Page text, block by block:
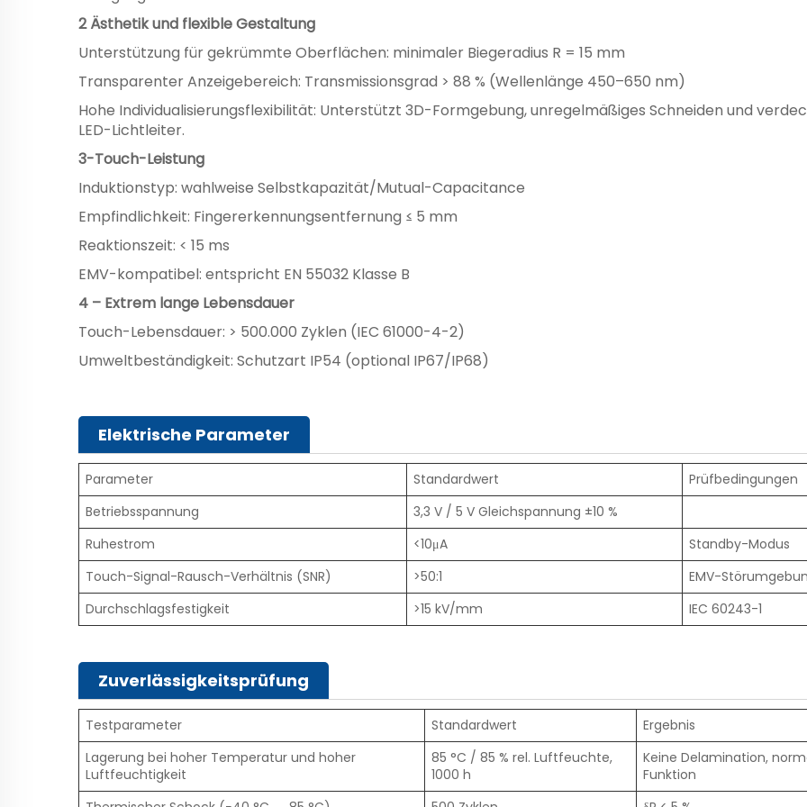
2 Ästhetik und flexible Gestaltung
Unterstützung für gekrümmte Oberflächen: minimaler Biegeradius R = 15 mm
Transparenter Anzeigebereich: Transmissionsgrad > 88 % (Wellenlänge 450–650 nm)
Hohe Individualisierungsflexibilität: Unterstützt 3D-Formgebung, unregelmäßiges Schneiden und
LED-Lichtleiter.
3-Touch-Leistung
Induktionstyp: wahlweise Selbstkapazität/Mutual-Capacitance
Empfindlichkeit: Fingererkennungsentfernung ≤ 5 mm
Reaktionszeit: < 15 ms
EMV-kompatibel: entspricht EN 55032 Klasse B
4 – Extrem lange Lebensdauer
Touch-Lebensdauer: > 500.000 Zyklen (IEC 61000-4-2)
Umweltbeständigkeit: Schutzart IP54 (optional IP67/IP68)
Elektrische Parameter
Parameter Standardwert
Prüfbedingungen
Betriebsspannung
3,3 V / 5 V Gleichspannung ±10 %
Ruhestrom
<10μA
Standby-Modus
Touch-Signal-Rausch-Verhältnis (SNR)
>50:1
EMV-
Durchschlagsfestigkeit
>15 kV/mm IEC 60243-1
Zuverlässigkeitsprüfung
Testparameter Standardwert
Ergebnis
Lagerung bei hoher Temperatur und hoher
Luftfeuchtigkeit
85 °C / 85 % rel. Luftfeuchte,
1000 h
Keine Delamination,
Funktion